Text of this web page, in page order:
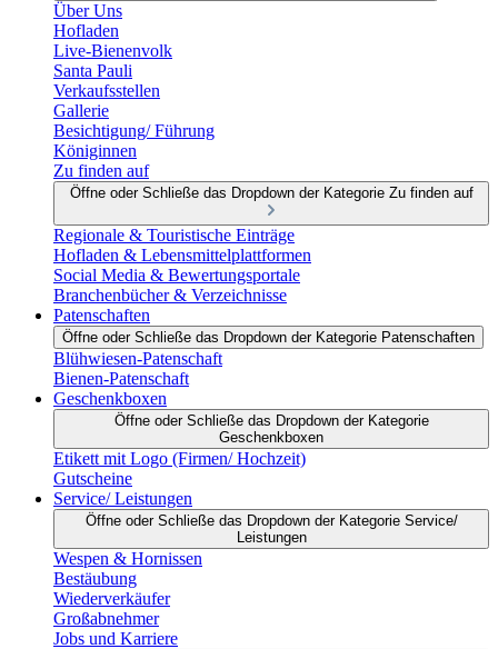
Über Uns
Hofladen
Live-Bienenvolk
Santa Pauli
Verkaufsstellen
Gallerie
Besichtigung/ Führung
Königinnen
Zu finden auf
Öffne oder Schließe das Dropdown der Kategorie Zu finden auf
Regionale & Touristische Einträge
Hofladen & Lebensmittelplattformen
Social Media & Bewertungsportale
Branchenbücher & Verzeichnisse
Patenschaften
Öffne oder Schließe das Dropdown der Kategorie Patenschaften
Blühwiesen-Patenschaft
Bienen-Patenschaft
Geschenkboxen
Öffne oder Schließe das Dropdown der Kategorie
Geschenkboxen
Etikett mit Logo (Firmen/ Hochzeit)
Gutscheine
Service/ Leistungen
Öffne oder Schließe das Dropdown der Kategorie Service/
Leistungen
Wespen & Hornissen
Bestäubung
Wiederverkäufer
Großabnehmer
Jobs und Karriere